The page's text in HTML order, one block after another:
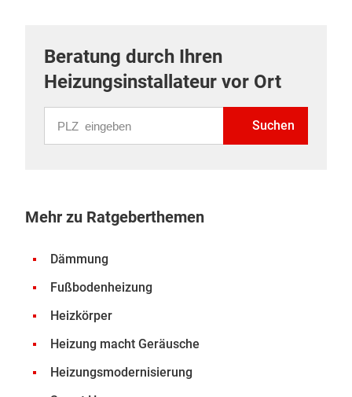
Beratung durch Ihren
Heizungsinstallateur vor Ort
Suchen
Mehr zu Ratgeberthemen
Dämmung
Fußbodenheizung
Heizkörper
Heizung macht Geräusche
Heizungsmodernisierung